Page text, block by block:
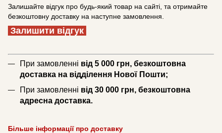
Залишайте відгук про будь-який товар на сайті, та отримайте
безкоштовну доставку на наступне замовлення.
Залишити відгук
При замовленні від 5 000 грн, безкоштовна
доставка на відділення Нової Пошти;
При замовленні від 30 000 грн, безкоштовна
адресна доставка.
Більше інформації про доставку